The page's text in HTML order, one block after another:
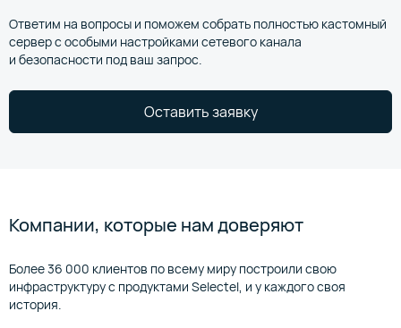
Ответим на вопросы и поможем собрать полностью кастомный
сервер с особыми настройками сетевого канала
и безопасности под ваш запрос.
Оставить заявку
Компании, которые нам доверяют
Более 36 000 клиентов по всему миру построили свою
инфраструктуру с продуктами Selectel, и у каждого своя
история.